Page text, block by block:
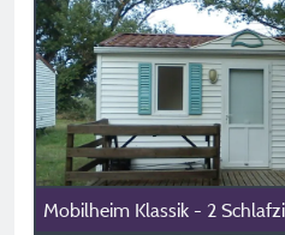
Mobilheim Klassik - 2